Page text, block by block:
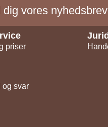
dig vores
priser
og svar